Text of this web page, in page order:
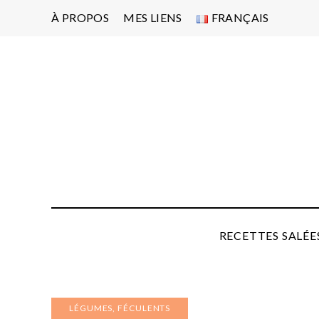
À PROPOS MES LIENS FRANÇAIS
RECETTES
LÉGUMES, FÉCULENTS